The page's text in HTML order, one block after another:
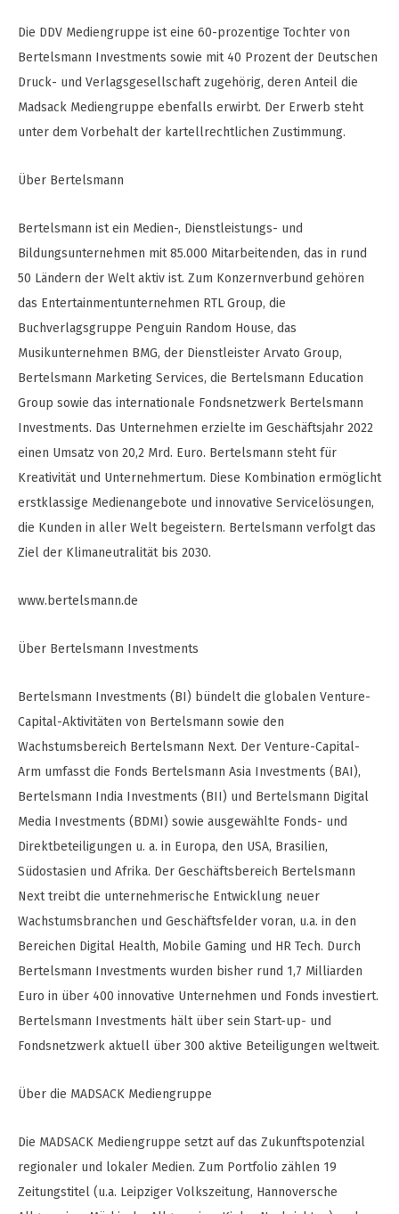
Die DDV Mediengruppe ist eine 60-prozentige Tochter von
Bertelsmann Investments sowie mit 40 Prozent der Deutschen
Druck- und Verlagsgesellschaft zugehörig, deren Anteil die
Madsack Mediengruppe ebenfalls erwirbt. Der Erwerb steht
unter dem Vorbehalt der kartellrechtlichen Zustimmung.
Über Bertelsmann
Bertelsmann ist ein Medien-, Dienstleistungs- und
Bildungsunternehmen mit 85.000 Mitarbeitenden, das in rund
50 Ländern der Welt aktiv ist. Zum Konzernverbund gehören
das Entertainmentunternehmen RTL Group, die
Buchverlagsgruppe Penguin Random House, das
Musikunternehmen BMG, der Dienstleister Arvato Group,
Bertelsmann Marketing Services, die Bertelsmann Education
Group sowie das internationale Fondsnetzwerk Bertelsmann
Investments. Das Unternehmen erzielte im Geschäftsjahr 2022
einen Umsatz von 20,2 Mrd. Euro. Bertelsmann steht für
Kreativität und Unternehmertum. Diese Kombination ermöglicht
erstklassige Medienangebote und innovative Servicelösungen,
die Kunden in aller Welt begeistern. Bertelsmann verfolgt das
Ziel der Klimaneutralität bis 2030.
www.bertelsmann.de
Über Bertelsmann Investments
Bertelsmann Investments (BI) bündelt die globalen Venture-
Capital-Aktivitäten von Bertelsmann sowie den
Wachstumsbereich Bertelsmann Next. Der Venture-Capital-
Arm umfasst die Fonds Bertelsmann Asia Investments (BAI),
Bertelsmann India Investments (BII) und Bertelsmann Digital
Media Investments (BDMI) sowie ausgewählte Fonds- und
Direktbeteiligungen u. a. in Europa, den USA, Brasilien,
Südostasien und Afrika. Der Geschäftsbereich Bertelsmann
Next treibt die unternehmerische Entwicklung neuer
Wachstumsbranchen und Geschäftsfelder voran, u.a. in den
Bereichen Digital Health, Mobile Gaming und HR Tech. Durch
Bertelsmann Investments wurden bisher rund 1,7 Milliarden
Euro in über 400 innovative Unternehmen und Fonds investiert.
Bertelsmann Investments hält über sein Start-up- und
Fondsnetzwerk aktuell über 300 aktive Beteiligungen weltweit.
Über die MADSACK Mediengruppe
Die MADSACK Mediengruppe setzt auf das Zukunftspotenzial
regionaler und lokaler Medien. Zum Portfolio zählen 19
Zeitungstitel (u.a. Leipziger Volkszeitung, Hannoversche